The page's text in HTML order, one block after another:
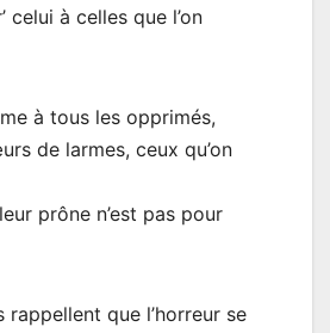
celui à celles que l’on
à tous les opprimés,
de larmes, ceux qu’on
prône n’est pas pour
rappellent que l’horreur se